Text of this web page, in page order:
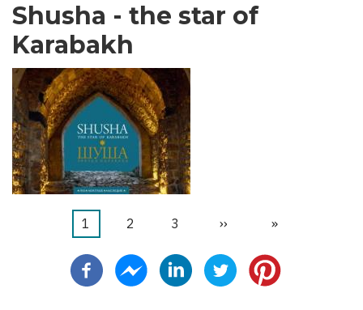
Shusha - the star of
Karabakh
Pagination
Current
1 Faqe
2 Faqe
3
Next
››
Last
»